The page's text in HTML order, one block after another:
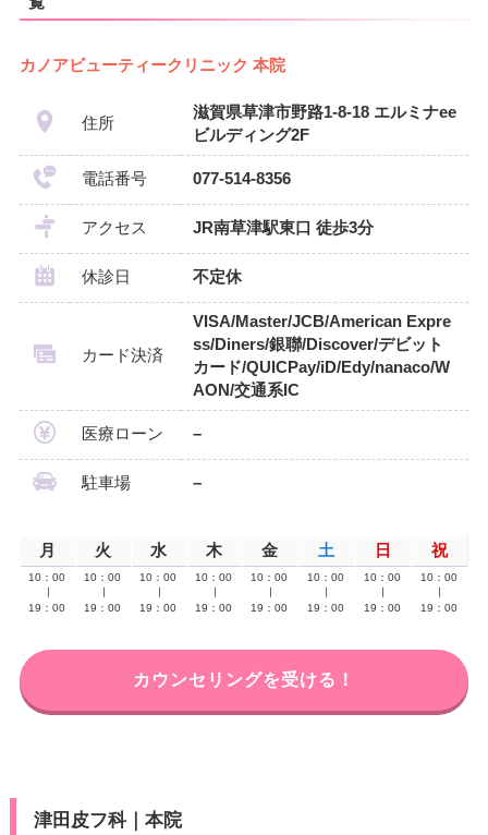
カノアビューティークリニック 本院
住所
滋賀県草津市野路1-8-18 エルミナee
ビルディング2F
電話番号 077-514-8356
アクセス JR南草津駅東口 徒歩3分
休診日 不定休
カード決済
VISA/Master/JCB/American Expre
ss/Diners/銀聯/Discover/デビット
カード/QUICPay/iD/Edy/nanaco/W
AON/交通系IC
医療ローン –
駐車場 –
月 火 水 木 金 土 日 祝
10：00
19：00
10：00
19：00
10：00
19：00
10：00
19：00
10：00
19：00
10：00
19：00
10：00
19：00
10：00
19：00
カウンセリングを受ける！
津田皮フ科｜本院